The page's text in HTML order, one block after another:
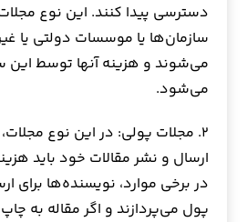
دسترسی پیدا کنند. این نوع
سازمان‌ها یا موسسات دولتی یا
می‌شوند و هزینه آنها توسط این
می‌شود.
۲. مجلات پولی: در این نوع
ارسال و نشر مقالات خود باید
در برخی موارد، نویسنده‌ها برای
پول می‌پردازند و اگر مقاله به چاپ